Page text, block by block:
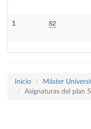
1 S2
Inicio
Máster
Asignaturas del plan